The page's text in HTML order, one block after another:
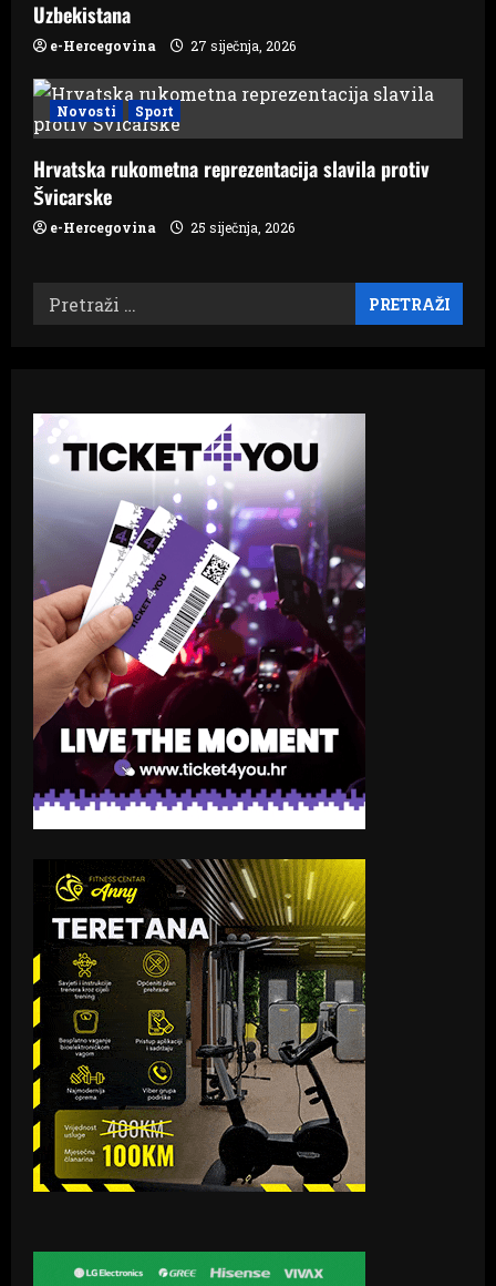
Uzbekistana
e-Hercegovina 27 siječnja, 2026
Novosti Sport
Hrvatska rukometna reprezentacija slavila protiv
Švicarske
e-Hercegovina 25 siječnja, 2026
Pretraži: